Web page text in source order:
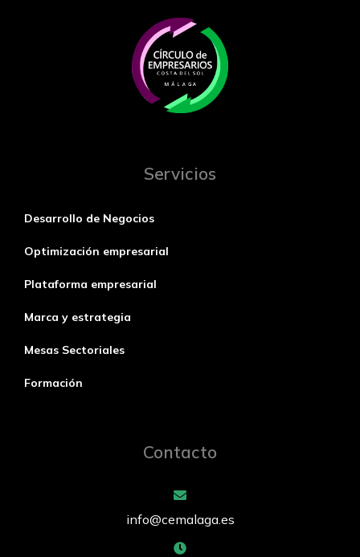
Servicios
Desarrollo de Negocios
Optimización empresarial
Plataforma empresarial
Marca y estrategia
Mesas Sectoriales
Formación
Contacto
info@cemalaga.es